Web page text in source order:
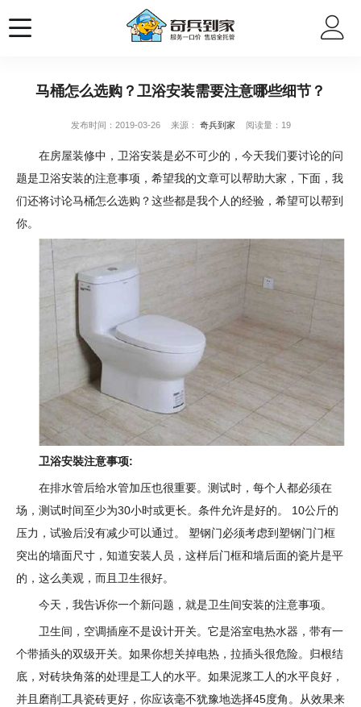
马桶怎么选购？卫浴安装需要注意哪些细节？
发布时间：2019-03-26 来源： 奇兵到家 阅读量：19
在房屋装修中，卫浴安装是必不可少的，今天我们要讨论的问
题是卫浴安装的注意事项，希望我的文章可以帮助大家，下面，我
们还将讨论马桶怎么选购？这些都是我个人的经验，希望可以帮到
你。
卫浴安裝注意事项:
在排水管后给水管加压也很重要。测试时，每个人都必须在
场，测试时间至少为30小时或更长。条件允许是好的。 10公斤的
压力，试验后没有减少可以通过。 塑钢门必须考虑到塑钢门门框
突出的墙面尺寸，知道安装人员，这样后门框和墙后面的瓷片是平
的，这么美观，而且卫生很好。
今天，我告诉你一个新问题，就是卫生间安装的注意事项。
卫生间，空调插座不是设计开关。它是浴室电热水器，带有一
个带插头的双级开关。如果你想关掉电热，拉插头很危险。归根结
底，对砖块角落的处理是工人的水平。如果泥浆工人的水平良好，
并且磨削工具瓷砖更好，你应该毫不犹豫地选择45度角。从效果来